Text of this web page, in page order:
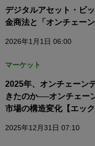
デジタルアセット・ビ
金商法と「オンチェー
2026年1月1日 06:00
マーケット
2025年、オンチェーン
きたのか──オンチェー
市場の構造変化【エッ
2025年12月31日 07:10